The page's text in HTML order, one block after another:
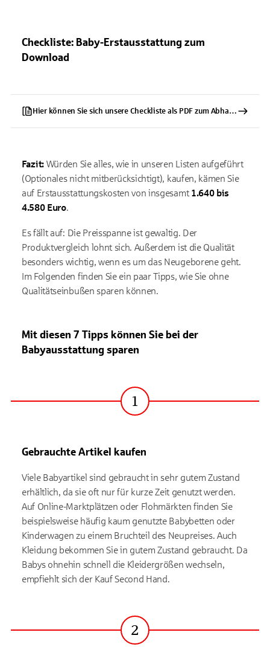
Checkliste: Baby-Erstausstattung zum
Download
Hier können Sie sich unsere Checkliste als PDF zum Abhaken herunterladen
Fazit: Würden Sie alles, wie in unseren Listen aufgeführt
(Optionales nicht mitberücksichtigt), kaufen, kämen Sie
auf Erstausstattungskosten von insgesamt 1.640 bis
4.580 Euro.
Es fällt auf: Die Preisspanne ist gewaltig. Der
Produktvergleich lohnt sich. Außerdem ist die Qualität
besonders wichtig, wenn es um das Neugeborene geht.
Im Folgenden finden Sie ein paar Tipps, wie Sie ohne
Qualitätseinbußen sparen können.
Mit diesen 7 Tipps können Sie bei der
Babyausstattung sparen
Schritt
1
Gebrauchte Artikel kaufen
Viele Babyartikel sind gebraucht in sehr gutem Zustand
erhältlich, da sie oft nur für kurze Zeit genutzt werden.
Auf Online-Marktplätzen oder Flohmärkten finden Sie
beispielsweise häufig kaum genutzte Babybetten oder
Kinderwagen zu einem Bruchteil des Neupreises. Auch
Kleidung bekommen Sie in gutem Zustand gebraucht. Da
Babys ohnehin schnell die Kleidergrößen wechseln,
empfiehlt sich der Kauf Second Hand.
Schritt
2